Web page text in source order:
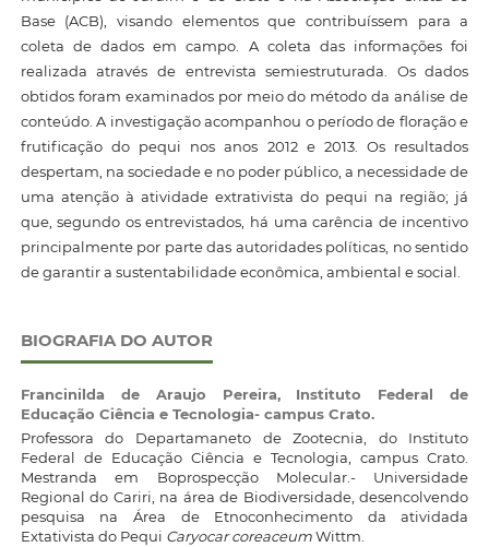
Base (ACB), visando elementos que contribuíssem para a
coleta de dados em campo. A coleta das informações foi
realizada através de entrevista semiestruturada. Os dados
obtidos foram examinados por meio do método da análise de
conteúdo. A investigação acompanhou o período de floração e
frutificação do pequi nos anos 2012 e 2013. Os resultados
despertam, na sociedade e no poder público, a necessidade de
uma atenção à atividade extrativista do pequi na região; já
que, segundo os entrevistados, há uma carência de incentivo
principalmente por parte das autoridades políticas, no sentido
de garantir a sustentabilidade econômica, ambiental e social.
BIOGRAFIA DO AUTOR
Francinilda de Araujo Pereira, Instituto Federal de
Educação Ciência e Tecnologia- campus Crato.
Professora do Departamaneto de Zootecnia, do Instituto
Federal de Educação Ciência e Tecnologia, campus Crato.
Mestranda em Boprospecção Molecular.- Universidade
Regional do Cariri, na área de Biodiversidade, desencolvendo
pesquisa na Área de Etnoconhecimento da atividada
Extativista do Pequi Caryocar coreaceumWittm.